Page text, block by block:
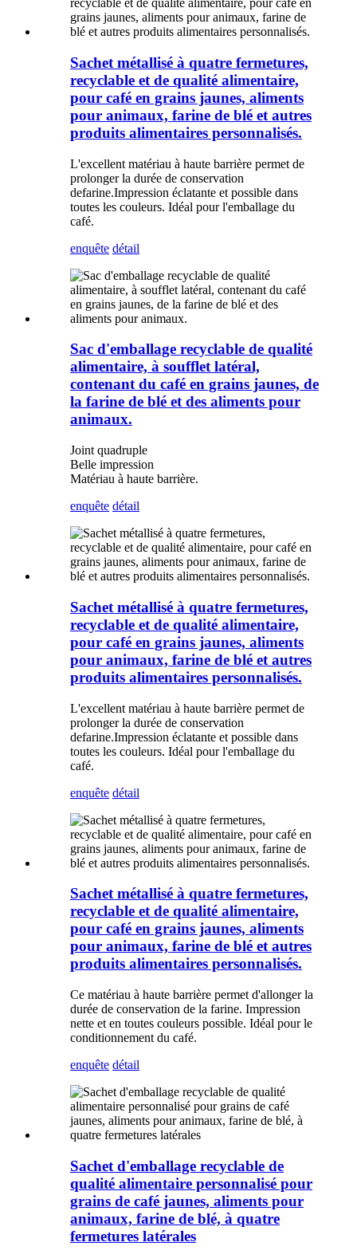
Sachet métallisé à quatre fermetures,
recyclable et de qualité alimentaire,
pour café en grains jaunes, aliments
pour animaux, farine de blé et autres
produits alimentaires personnalisés.
L'excellent matériau à haute barrière permet de
prolonger la durée de conservation
defarine.Impression éclatante et possible dans
toutes les couleurs. Idéal pour l'emballage du
café.
enquête détail
Sac d'emballage recyclable de qualité
alimentaire, à soufflet latéral,
contenant du café en grains jaunes, de
la farine de blé et des aliments pour
animaux.
Joint quadruple
Belle impression
Matériau à haute barrière.
enquête détail
Sachet métallisé à quatre fermetures,
recyclable et de qualité alimentaire,
pour café en grains jaunes, aliments
pour animaux, farine de blé et autres
produits alimentaires personnalisés.
L'excellent matériau à haute barrière permet de
prolonger la durée de conservation
defarine.Impression éclatante et possible dans
toutes les couleurs. Idéal pour l'emballage du
café.
enquête détail
Sachet métallisé à quatre fermetures,
recyclable et de qualité alimentaire,
pour café en grains jaunes, aliments
pour animaux, farine de blé et autres
produits alimentaires personnalisés.
Ce matériau à haute barrière permet d'allonger la
durée de conservation de la farine. Impression
nette et en toutes couleurs possible. Idéal pour le
conditionnement du café.
enquête détail
Sachet d'emballage recyclable de
qualité alimentaire personnalisé pour
grains de café jaunes, aliments pour
animaux, farine de blé, à quatre
fermetures latérales